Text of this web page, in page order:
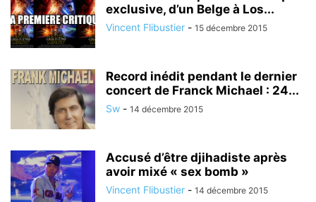
exclusive, d’un Belge à Los...
Vincent Flibustier - 15 décembre 2015
Record inédit pendant le dernier
concert de Franck Michael : 24...
Sw - 14 décembre 2015
Accusé d’être djihadiste après
avoir mixé « sex bomb »
Vincent Flibustier - 14 décembre 2015